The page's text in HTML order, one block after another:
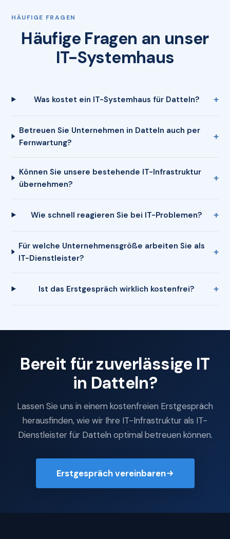
HÄUFIGE FRAGEN
Häufige Fragen an unser
IT-Systemhaus
Was kostet ein IT-Systemhaus für Datteln?
Betreuen Sie Unternehmen in Datteln auch per
Fernwartung?
Können Sie unsere bestehende IT-Infrastruktur
übernehmen?
Wie schnell reagieren Sie bei IT-Problemen?
Für welche Unternehmensgröße arbeiten Sie als
IT-Dienstleister?
Ist das Erstgespräch wirklich kostenfrei?
Bereit für zuverlässige IT
in Datteln?
Lassen Sie uns in einem kostenfreien Erstgespräch
herausfinden, wie wir Ihre IT-Infrastruktur als IT-
Dienstleister für Datteln optimal betreuen können.
Erstgespräch vereinbaren